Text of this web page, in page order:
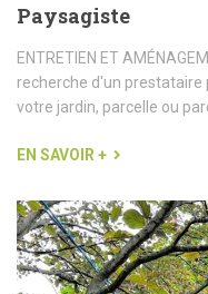
Paysagiste
ENTRETIEN ET
recherche d'un
votre jardin, parcelle ou
EN SAVOIR +